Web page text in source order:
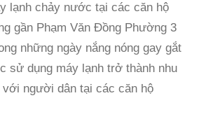
lạnh chảy nước tại các căn hộ
gần Phạm Văn Đồng Phường 3
những ngày nắng nóng gay gắt
sử dụng máy lạnh trở thành nhu
người dân tại các căn hộ